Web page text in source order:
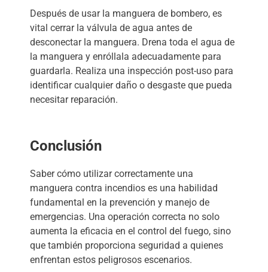
Después de usar la manguera de bombero, es
vital cerrar la válvula de agua antes de
desconectar la manguera. Drena toda el agua de
la manguera y enróllala adecuadamente para
guardarla. Realiza una inspección post-uso para
identificar cualquier daño o desgaste que pueda
necesitar reparación.
Conclusión
Saber cómo utilizar correctamente una
manguera contra incendios es una habilidad
fundamental en la prevención y manejo de
emergencias. Una operación correcta no solo
aumenta la eficacia en el control del fuego, sino
que también proporciona seguridad a quienes
enfrentan estos peligrosos escenarios.